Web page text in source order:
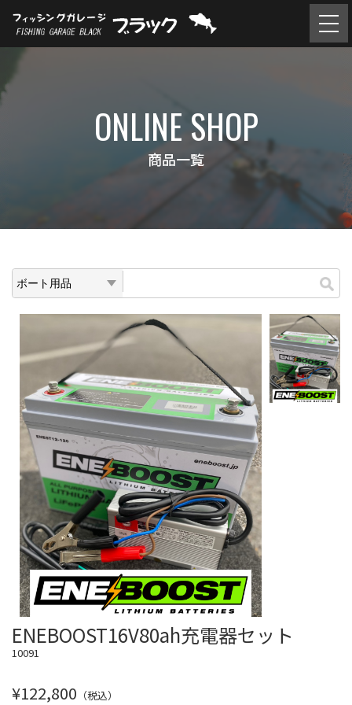
商品一覧
ONLINE SHOP
ENEBOOST16V80ah充電器セット
10091
¥122,800 （税込）